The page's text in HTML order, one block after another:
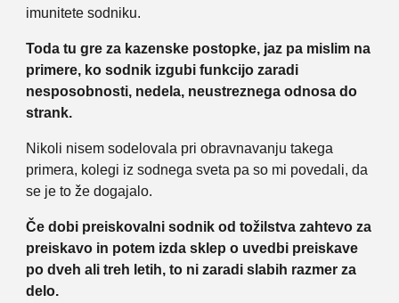
imunitete sodniku.
Toda tu gre za kazenske postopke, jaz pa mislim na
primere, ko sodnik izgubi funkcijo zaradi
nesposobnosti, nedela, neustreznega odnosa do
strank.
Nikoli nisem sodelovala pri obravnavanju takega
primera, kolegi iz sodnega sveta pa so mi povedali, da
se je to že dogajalo.
Če dobi preiskovalni sodnik od tožilstva zahtevo za
preiskavo in potem izda sklep o uvedbi preiskave
po dveh ali treh letih, to ni zaradi slabih razmer za
delo.